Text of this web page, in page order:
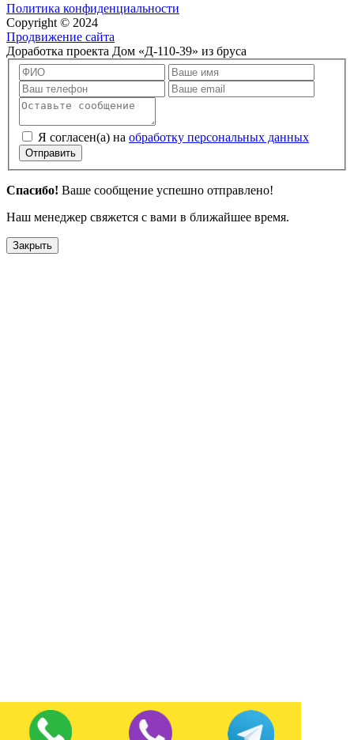
Политика конфиденциальности
Copyright © 2024
Продвижение сайта
Доработка проекта Дом «Д-110-39» из бруса
Я согласен(а) на обработку персональных данных
Отправить
Спасибо! Ваше сообщение успешно отправлено!
Наш менеджер свяжется с вами в ближайшее время.
Закрыть